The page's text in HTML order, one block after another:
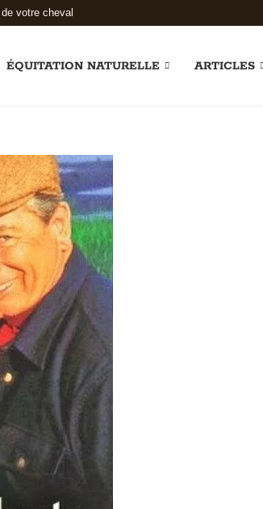
votre cheval
ÉQUITATION NATURELLE ARTICLES